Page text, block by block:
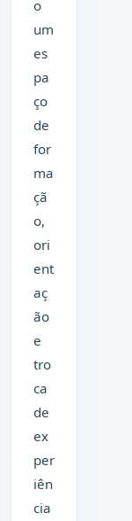
o
um
es
pa
ço
de
for
ma
çã
o,
ori
ent
aç
ão
e
tro
ca
de
ex
per
iên
cia